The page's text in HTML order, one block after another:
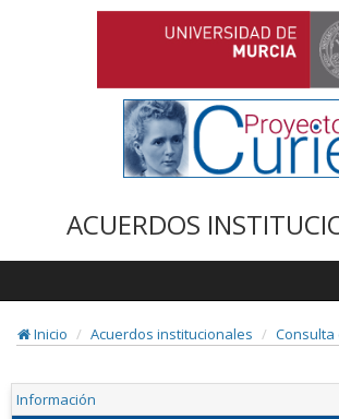
ACUERDOS
Inicio
Acuerdos institucionales Consulta
Información